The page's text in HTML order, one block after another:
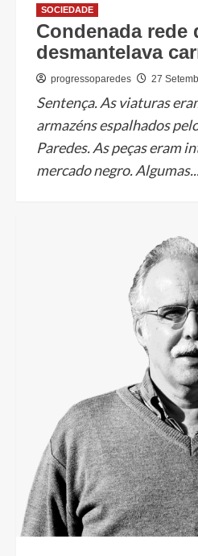
SOCIEDADE
Condenada rede
desmantelava
progressoparedes 27
Sentença. As viaturas
armazéns espalhados
Paredes. As peças eram
mercado negro.